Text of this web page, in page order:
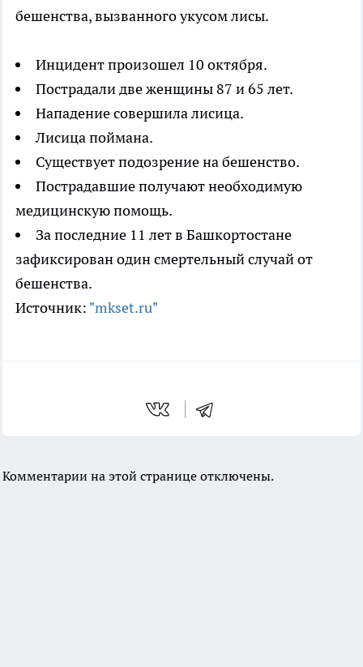
бешенства, вызванного укусом лисы.
Инцидент произошел 10 октября.
Пострадали две женщины 87 и 65 лет.
Нападение совершила лисица.
Лисица поймана.
Существует подозрение на бешенство.
Пострадавшие получают необходимую
медицинскую помощь.
За последние 11 лет в Башкортостане
зафиксирован один смертельный случай от
бешенства.
Источник: "mkset.ru"
Комментарии на этой странице отключены.